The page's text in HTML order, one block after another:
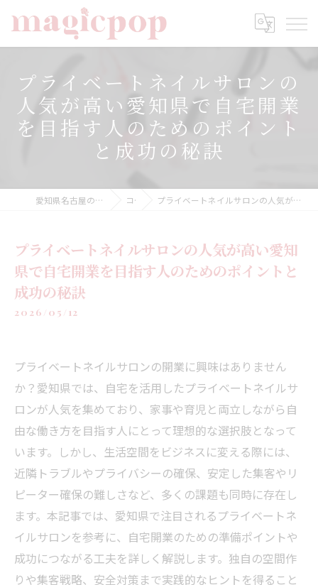
プライベートネイルサロンの
人気が高い愛知県で自宅開業
を目指す人のためのポイント
と成功の秘訣
愛知県名古屋のネイルならnailsalon magicpop コラム プライベートネイルサロンの人気が高い愛知県で自宅開業を目指す人のためのポイントと成功の秘訣
プライベートネイルサロンの人気が高い愛知
県で自宅開業を目指す人のためのポイントと
成功の秘訣
2026/05/12
プライベートネイルサロンの開業に興味はありません
か？愛知県では、自宅を活用したプライベートネイルサ
ロンが人気を集めており、家事や育児と両立しながら自
由な働き方を目指す人にとって理想的な選択肢となって
います。しかし、生活空間をビジネスに変える際には、
近隣トラブルやプライバシーの確保、安定した集客やリ
ピーター確保の難しさなど、多くの課題も同時に存在し
ます。本記事では、愛知県で注目されるプライベートネ
イルサロンを参考に、自宅開業のための準備ポイントや
成功につながる工夫を詳しく解説します。独自の空間作
りや集客戦略、安全対策まで実践的なヒントを得ること